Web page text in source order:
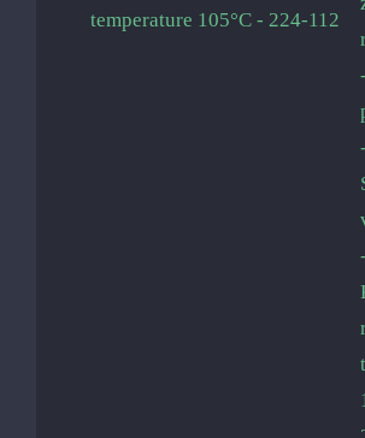
temperature 105°C - 224-112